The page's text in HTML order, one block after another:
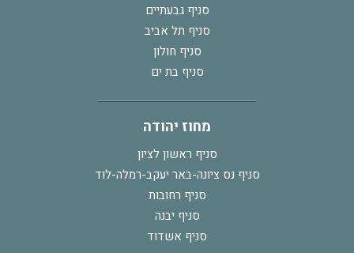
סניף גבעתיים
סניף תל אביב
סניף חולון
סניף בת ים
מחוז יהודה
סניף ראשון לציון
סניף נס ציונה-באר יעקב-רמלה-לוד
סניף רחובות
סניף יבנה
סניף אשדוד